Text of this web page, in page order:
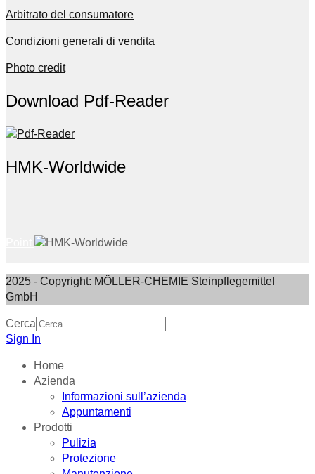
Arbitrato del consumatore
Condizioni generali di vendita
Photo credit
Download Pdf-Reader
HMK-Worldwide
2025 - Copyright: MÖLLER-CHEMIE Steinpflegemittel
GmbH
Cerca
Sign In
Home
Azienda
Informazioni sull’azienda
Appuntamenti
Prodotti
Pulizia
Protezione